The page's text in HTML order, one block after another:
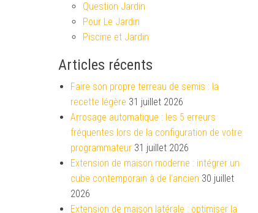
Question Jardin
Pour Le Jardin
Piscine et Jardin
Articles récents
Faire son propre terreau de semis : la
recette légère 31 juillet 2026
Arrosage automatique : les 5 erreurs
fréquentes lors de la configuration de votre
programmateur 31 juillet 2026
Extension de maison moderne : intégrer un
cube contemporain à de l’ancien 30 juillet
2026
Extension de maison latérale : optimiser la